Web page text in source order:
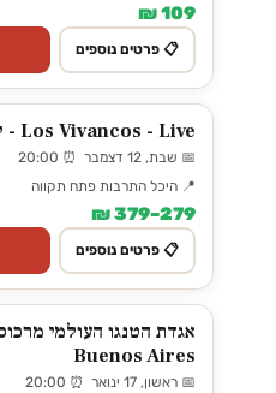
109 ₪
📋 פרטים נוספים
Los Vivancos - Live - לוס ויונקוס
📅 שבת, 12 דצמבר ⏰ 20:00
📍 היכל התרבות פתח תקווה
279–379 ₪
📋 פרטים נוספים
Buenos Aires
📅 ראשון, 17 ינואר ⏰ 20:00